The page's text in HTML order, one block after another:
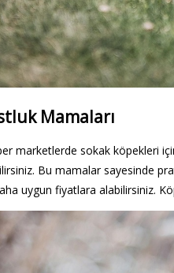
Mamaları
marketlerde sokak köpekleri
Bu mamalar sayesinde
uygun fiyatlara alabilirsiniz.